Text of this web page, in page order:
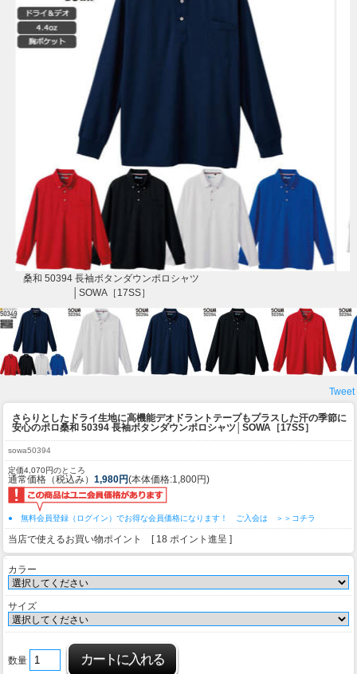
桑和 50394 長袖ボタンダウンポロシャツ
│SOWA［17SS］
Tweet
さらりとしたドライ生地に高機能デオドラントテープもプラスした汗の季節に
安心のポロ桑和 50394 長袖ボタンダウンポロシャツ│SOWA［17SS］
sowa50394
定価4,070円のところ
通常価格（税込み） 1,980円(本体価格:1,800円)
● 無料会員登録（ログイン）でお得な会員価格になります！ ご入会は ＞＞コチラ
当店で使えるお買い物ポイント [ 18 ポイント進呈 ]
カラー
サイズ
数量